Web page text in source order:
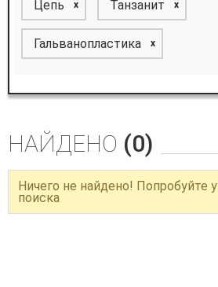
Цепь x Танзанит x
Гальванопластика x
НАЙДЕНО (0)
Ничего не найдено! Попробуйте
поиска